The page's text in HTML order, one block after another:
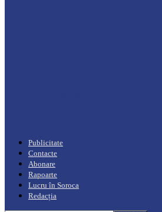
Publicitate
Contacte
Abonare
Rapoarte
Lucru în Soroca
Redacția